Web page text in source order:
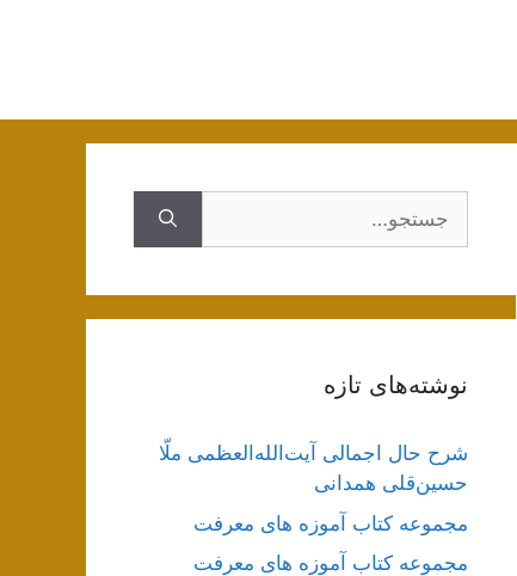
نوشته‌های تازه
شرح حال اجمالی آیت‌الله‌العظمی ملّا
حسین‌قلی همدانی
مجموعه کتاب آموزه های معرفت
مجموعه کتاب آموزه های معرفت